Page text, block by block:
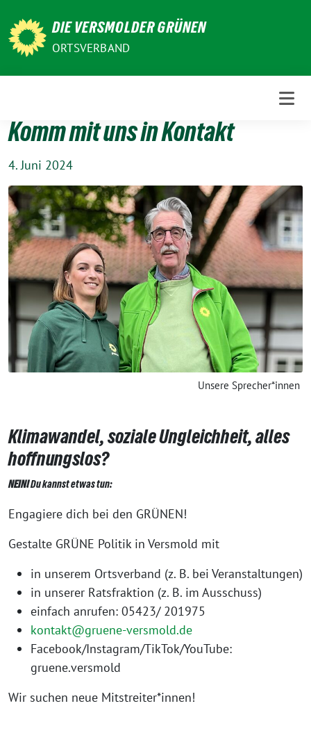
zum
Inhalt
DIE VERSMOLDER GRÜNEN
ORTSVERBAND
Komm mit uns in Kontakt
4. Juni 2024
Unsere Sprecher*innen
Klimawandel, soziale Ungleichheit, alles
hoffnungslos?
NEIN!Du kannst etwas tun:
Engagiere dich bei den GRÜNEN!
Gestalte GRÜNE Politik in Versmold mit
in unserem Ortsverband (z. B. bei Veranstaltungen)
in unserer Ratsfraktion (z. B. im Ausschuss)
einfach anrufen: 05423/ 201975
kontakt@gruene-versmold.de
Facebook/Instagram/TikTok/YouTube:
gruene.versmold
Wir suchen neue Mitstreiter*innen!